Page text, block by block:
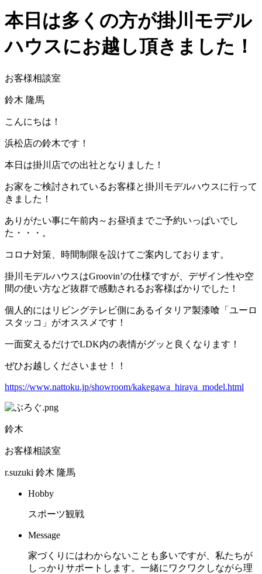
本日は多くの方が掛川モデル
ハウスにお越し頂きました！
お客様相談室
鈴木 隆馬
こんにちは！
浜松店の鈴木です！
本日は掛川店での出社となりました！
お家をご検討されているお客様と掛川モデルハウスに行って
きました！
ありがたい事に午前内～お昼頃までご予約いっぱいでし
た・・・。
コロナ対策、時間制限を設けてご案内しております。
掛川モデルハウスはGroovin’の仕様ですが、デザイン性や空
間の使い方など抜群で感動されるお客様ばかりでした！
個人的にはリビングテレビ側にあるイタリア製漆喰「ユーロ
スタッコ」がオススメです！
一面変えるだけでLDK内の表情がグッと良くなります！
ぜひお越しくださいませ！！
https://www.nattoku.jp/showroom/kakegawa_hiraya_model.html
鈴木
お客様相談室
r.suzuki 鈴木 隆馬
Hobby
スポーツ観戦
Message
家づくりにはわからないことも多いですが、私たちが
しっかりサポートします。一緒にワクワクしながら理